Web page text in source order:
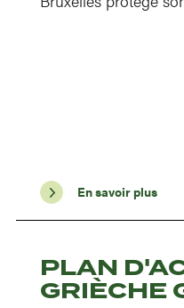
En savoir plus
PLAN
GRIÈCHE